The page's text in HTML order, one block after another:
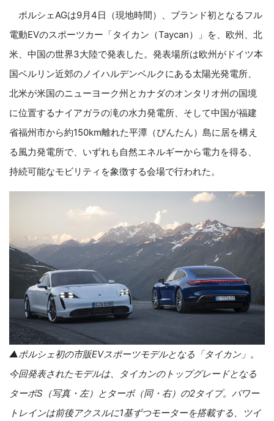
ポルシェAGは9月4日（現地時間）、ブランド初となるフル
電動EVのスポーツカー「タイカン（Taycan）」を、欧州、北
米、中国の世界3大陸で発表した。発表場所は欧州がドイツ本
国ベルリン近郊のノイハルデンベルクにある太陽光発電所、
北米が米国のニューヨーク州とカナダのオンタリオ州の国境
に位置するナイアガラの滝の水力発電所、そして中国が福建
省福州市から約150km離れた平潭（ぴんたん）島に居を構え
る風力発電所で、いずれも自然エネルギーから電力を得る、
持続可能なモビリティを象徴する会場で行われた。
▲ポルシェ初の市販EVスポーツモデルとなる「タイカン」。
今回発表されたモデルは、タイカンのトップグレードとなる
ターボS （写真・左）とターボ（同・右）の2タイプ。パワー
トレインは前後アクスルに1基ずつモーターを搭載する、ツイ